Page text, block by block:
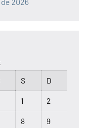
2026
S D
1 2
8 9